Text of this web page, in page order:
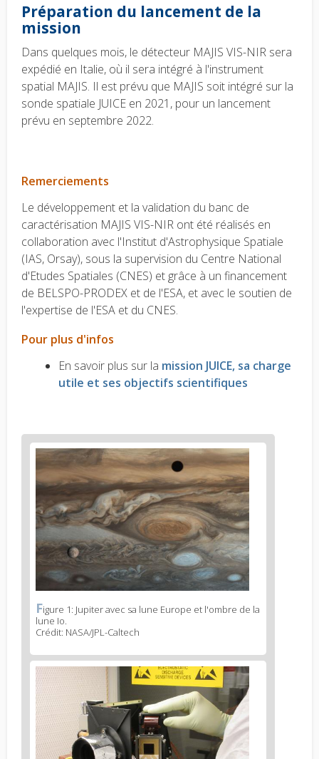
Préparation du lancement de la
mission
Dans quelques mois, le détecteur MAJIS VIS-NIR sera
expédié en Italie, où il sera intégré à l'instrument
spatial MAJIS. Il est prévu que MAJIS soit intégré sur la
sonde spatiale JUICE en 2021, pour un lancement
prévu en septembre 2022.
Remerciements
Le développement et la validation du banc de
caractérisation MAJIS VIS-NIR ont été réalisés en
collaboration avec l'Institut d'Astrophysique Spatiale
(IAS, Orsay), sous la supervision du Centre National
d'Etudes Spatiales (CNES) et grâce à un financement
de BELSPO-PRODEX et de l'ESA, et avec le soutien de
l'expertise de l'ESA et du CNES.
Pour plus d'infos
En savoir plus sur la mission JUICE, sa charge
utile et ses objectifs scientifiques
News
image
1
News
image
legend
1
Figure 1: Jupiter avec sa lune Europe et l'ombre de la
lune Io.
Crédit: NASA/JPL-Caltech
News
image
2